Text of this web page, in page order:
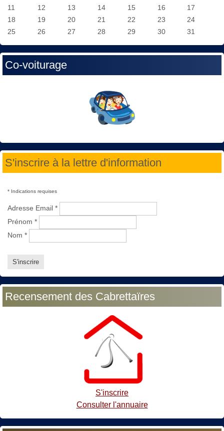
11
12 13 14 15 16
17
18
19 20 21 22 23
24
25
26 27 28 29 30 31
Co-voiturage
S'inscrire à la lettre d'information
* Indications requises
Adresse Email *
Prénom *
Nom *
Recensement des Cabrettaïres
S'inscrire
Consulter l'annuaire